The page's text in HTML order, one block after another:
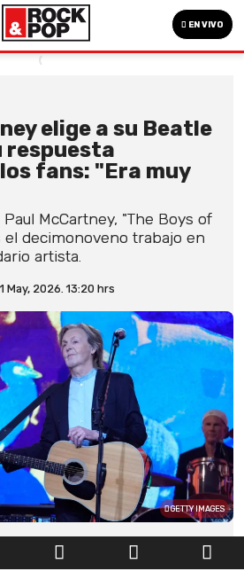
EN VIVO
elige a su Beatle
respuesta
fans: "Era muy
McCartney, "The Boys of
el decimonoveno trabajo en
artista.
May, 2026. 13:20 hrs
GETTY IMAGES